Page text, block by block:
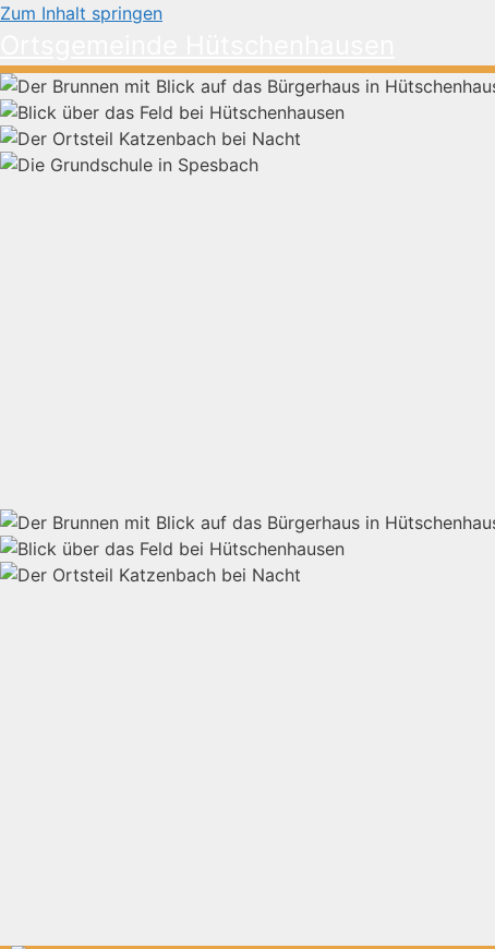
Zum Inhalt springen